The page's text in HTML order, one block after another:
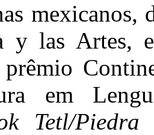
mexicanos,
y las Artes,
em
Tetl/Piedra